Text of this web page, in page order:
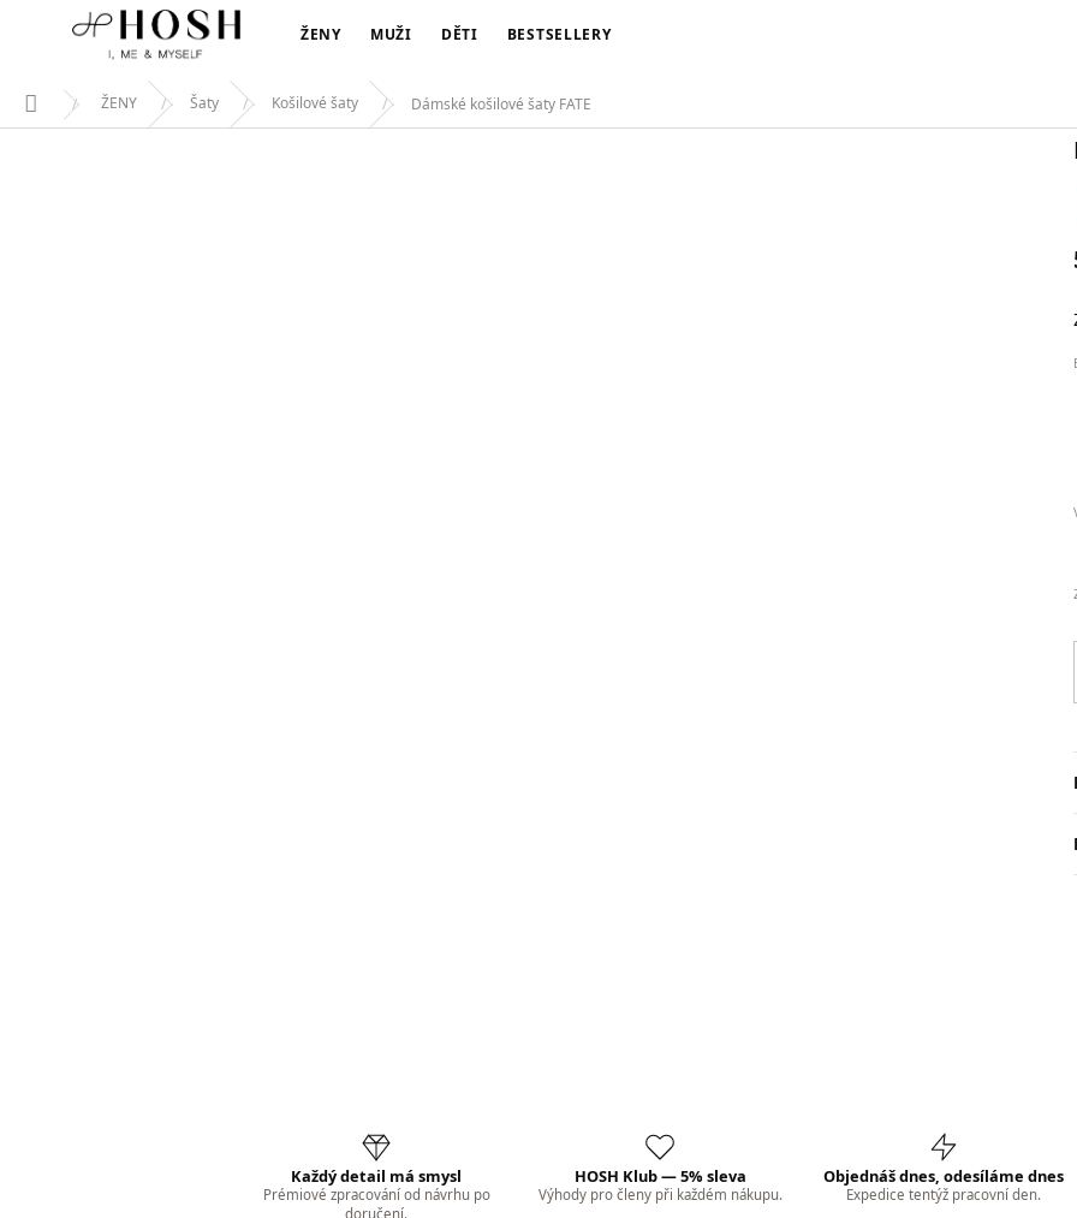
ŽENY MUŽI DĚTI BESTSELLERY
Domů ŽENY Šaty Košilové šaty Dámské košilové šaty FATE
Každý detail má smysl
Prémiové zpracování od návrhu po
doručení.
HOSH Klub — 5% sleva
Výhody pro členy při každém nákupu.
Objednáš dnes, odesíláme dnes
Expedice tentýž pracovní den.
549 Kč